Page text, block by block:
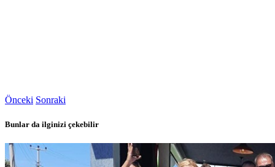
Önceki Sonraki
Bunlar da ilginizi çekebilir